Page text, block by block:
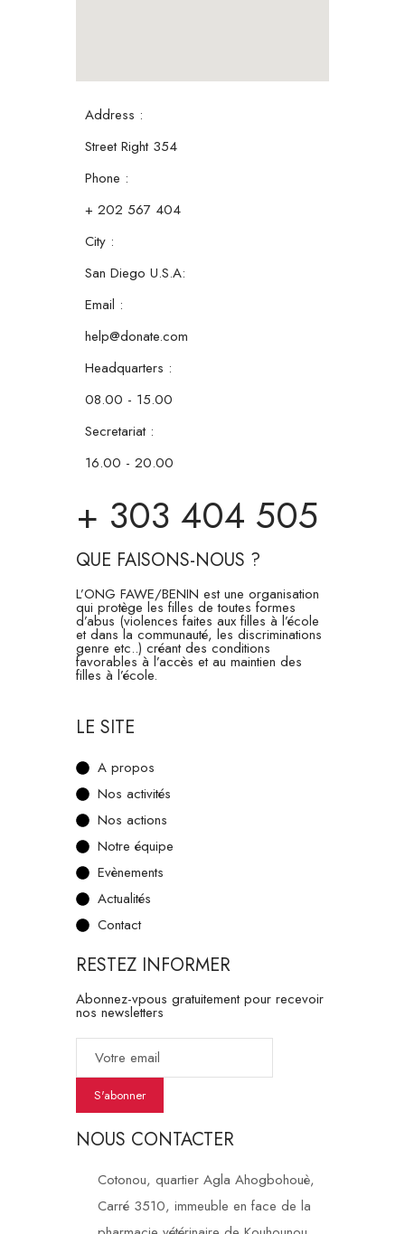
Address :
Street Right 354
Phone :
+ 202 567 404
City :
San Diego U.S.A:
Email :
help@donate.com
Headquarters :
08.00 - 15.00
Secretariat :
16.00 - 20.00
+ 303 404 505
QUE FAISONS-NOUS ?
L’ONG FAWE/BENIN est une organisation
qui protège les filles de toutes formes
d’abus (violences faites aux filles à l’école
et dans la communauté, les discriminations
genre etc..) créant des conditions
favorables à l’accès et au maintien des
filles à l’école.
LE SITE
A propos
Nos activités
Nos actions
Notre équipe
Evènements
Actualités
Contact
RESTEZ INFORMER
Abonnez-vpous gratuitement pour recevoir
nos newsletters
S'abonner
NOUS CONTACTER
Cotonou, quartier Agla Ahogbohouè,
Carré 3510, immeuble en face de la